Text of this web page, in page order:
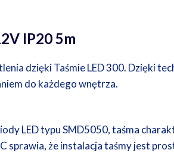
IP20 5m
dzięki Taśmie LED 300. Dzięki
do każdego wnętrza.
LED typu SMD5050, taśma
sprawia, że instalacja taśmy jest